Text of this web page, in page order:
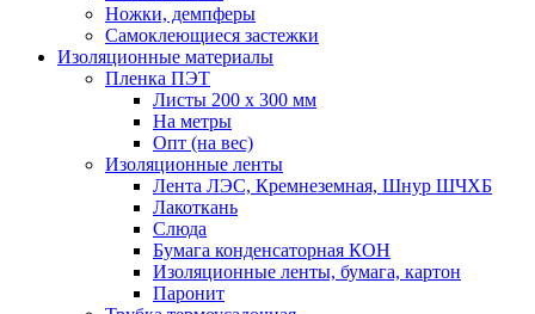
Ножки, демпферы
Самоклеющиеся застежки
Изоляционные материалы
Пленка ПЭТ
Листы 200 х 300 мм
На метры
Опт (на вес)
Изоляционные ленты
Лента ЛЭС, Кремнеземная, Шнур ШЧХБ
Лакоткань
Слюда
Бумага конденсаторная КОН
Изоляционные ленты, бумага, картон
Паронит